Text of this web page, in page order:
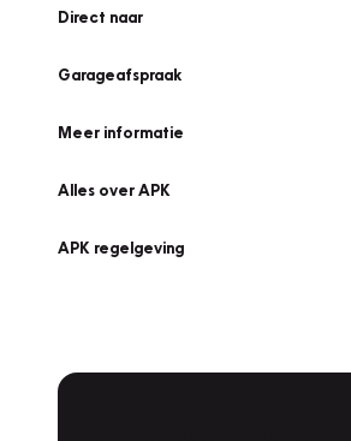
Direct naar
Garageafspraak
Meer informatie
Alles over APK
APK regelgeving